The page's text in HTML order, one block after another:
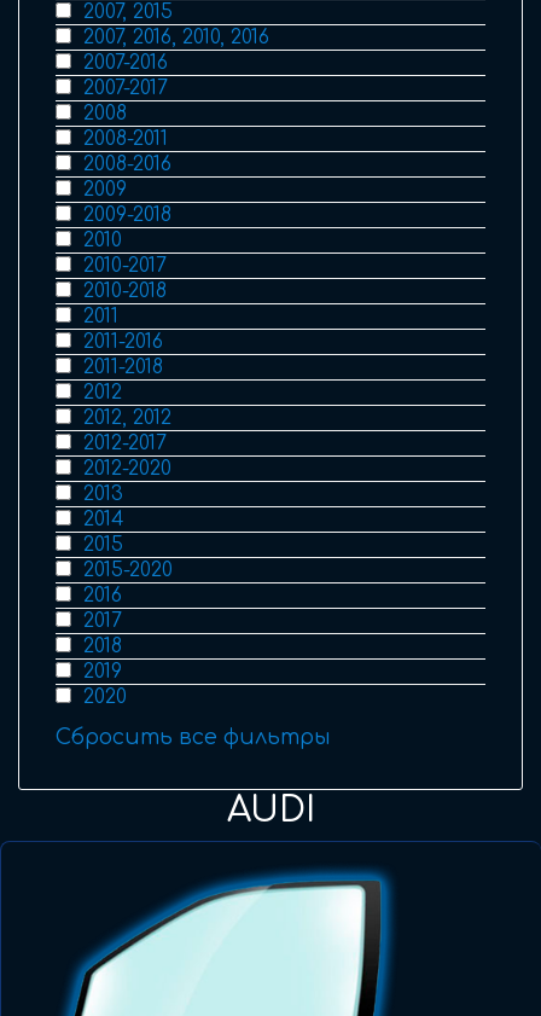
2007, 2015
2007, 2016, 2010, 2016
2007-2016
2007-2017
2008
2008-2011
2008-2016
2009
2009-2018
2010
2010-2017
2010-2018
2011
2011-2016
2011-2018
2012
2012, 2012
2012-2017
2012-2020
2013
2014
2015
2015-2020
2016
2017
2018
2019
2020
Сбросить все фильтры
AUDI